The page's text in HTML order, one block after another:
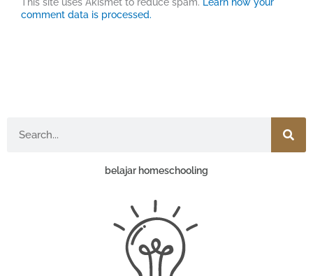
comment data is processed.
belajar homeschooling